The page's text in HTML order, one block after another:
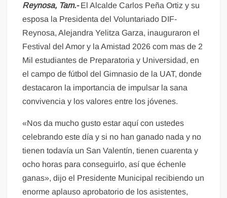
Reynosa, Tam.-El Alcalde Carlos Peña Ortiz y su
esposa la Presidenta del Voluntariado DIF-
Reynosa, Alejandra Yelitza Garza, inauguraron el
Festival del Amor y la Amistad 2026 com mas de 2
Mil estudiantes de Preparatoria y Universidad, en
el campo de fútbol del Gimnasio de la UAT, donde
destacaron la importancia de impulsar la sana
convivencia y los valores entre los jóvenes.
«Nos da mucho gusto estar aquí con ustedes
celebrando este día y si no han ganado nada y no
tienen todavía un San Valentín, tienen cuarenta y
ocho horas para conseguirlo, así que échenle
ganas», dijo el Presidente Municipal recibiendo un
enorme aplauso aprobatorio de los asistentes,